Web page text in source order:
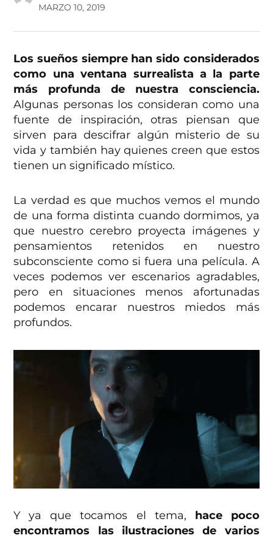
MARZO 10, 2019
Los sueños siempre han sido considerados
como una ventana surrealista a la parte
más profunda de nuestra consciencia.
Algunas personas los consideran como una
fuente de inspiración, otras piensan que
sirven para descifrar algún misterio de su
vida y también hay quienes creen que estos
tienen un significado místico.
La verdad es que muchos vemos el mundo
de una forma distinta cuando dormimos, ya
que nuestro cerebro proyecta imágenes y
pensamientos retenidos en nuestro
subconsciente como si fuera una película. A
veces podemos ver escenarios agradables,
pero en situaciones menos afortunadas
podemos encarar nuestros miedos más
profundos.
Y ya que tocamos el tema, hace poco
encontramos las ilustraciones de varios